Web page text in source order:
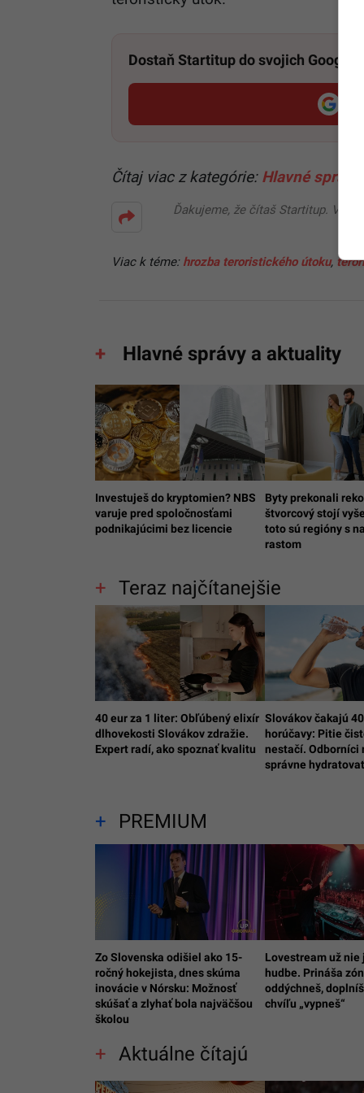
Dostaň Startitup do svojich Google
Čítaj viac z kategórie: Hlavné
Ďakujeme, že čítaš Startitup. V
Viac k téme: hrozba teroristického útoku,
Hlavné správy a aktuality
Investuješ do kryptomien? NBS
varuje pred spoločnosťami
podnikajúcimi bez licencie
Byty prekonali
štvorcový stojí
toto sú regióny s
rastom
Teraz najčítanejšie
40 eur za 1 liter: Obľúbený elixír
dlhovekosti Slovákov zdražie.
Expert radí, ako spoznať kvalitu
Slovákov čakajú
horúčavy: Pitie
nestačí. Odborníci
správne hydratovať
PREMIUM
Zo Slovenska odišiel ako 15-
ročný hokejista, dnes skúma
inovácie v Nórsku: Možnosť
skúšať a zlyhať bola najväčšou
školou
Lovestream už nie
hudbe. Prináša
oddýchneš,
chvíľu „vypneš“
Aktuálne čítajú